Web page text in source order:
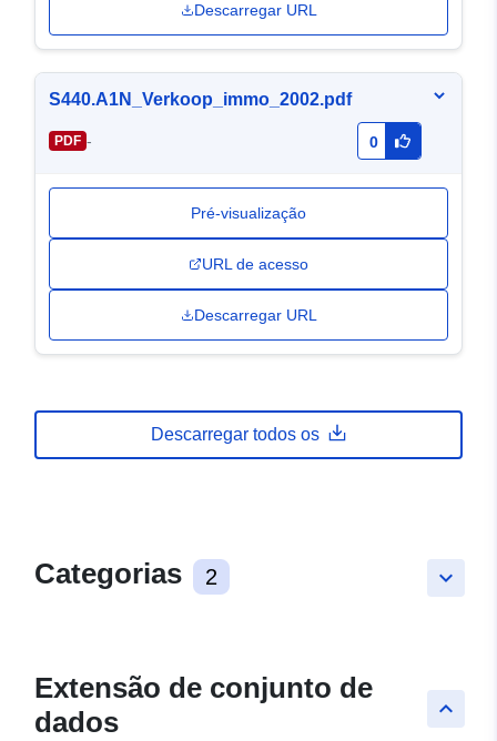
Descarregar URL
S440.A1N_Verkoop_immo_2002.pdf
PDF - 0
Pré-visualização
URL de acesso
Descarregar URL
Descarregar todos os
keyboard_arrow_down
Categorias 2
keyboard_arrow_up
Extensão de conjunto de
dados